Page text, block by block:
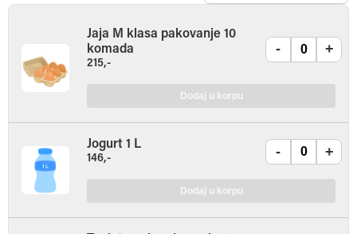
Jaja M klasa pakovanje 10
komada
215,-
- +
Dodaj u korpu
Jogurt 1 L
146,- - +
Dodaj u korpu